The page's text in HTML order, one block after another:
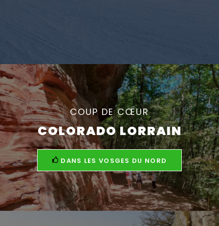
COUP DE CŒUR
COLORADO LORRAIN
DANS LES VOSGES DU NORD